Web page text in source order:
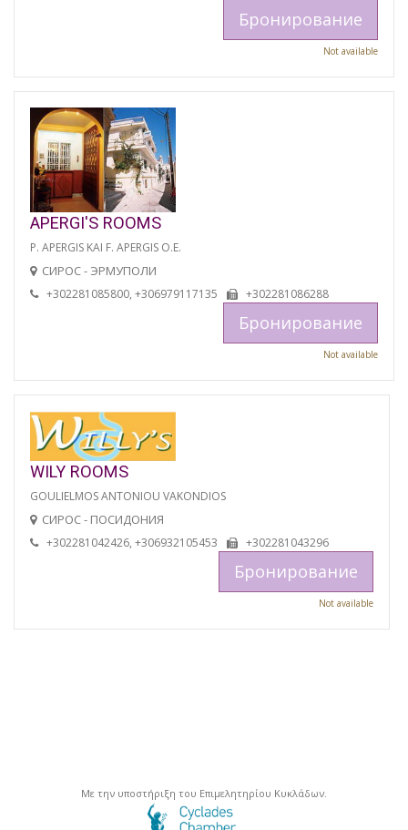
Бронирование
Not available
APERGI'S ROOMS
P. APERGIS KAI F. APERGIS O.E.
СИРОС - ЭРМУПОЛИ
+302281085800, +306979117135 +302281086288
Бронирование
Not available
WILY ROOMS
GOULIELMOS ANTONIOU VAKONDIOS
СИРОС - ПОСИДОНИЯ
+302281042426, +306932105453 +302281043296
Бронирование
Not available
Με την υποστήριξη του Επιμελητηρίου Κυκλάδων.